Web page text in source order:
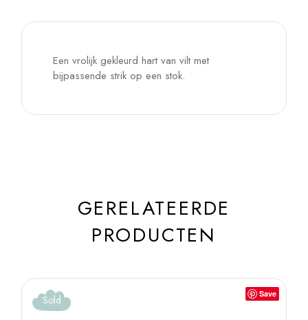
Een vrolijk gekleurd hart van vilt met
bijpassende strik op een stok.
GERELATEERDE
PRODUCTEN
Save
Sold